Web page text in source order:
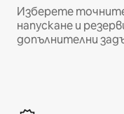
Изберете
напускане и
допълнителни